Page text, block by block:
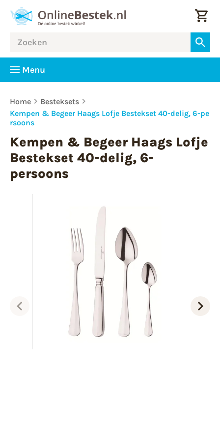
Menu
Home
Besteksets
Kempen & Begeer Haags Lofje Bestekset 40-delig, 6-pe
rsoons
Kempen & Begeer Haags Lofje
Bestekset 40-delig, 6-
persoons